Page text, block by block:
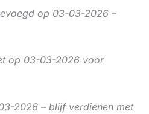
op 03-03-2026 –
op 03-03-2026 voor
2026 – blijf verdienen met